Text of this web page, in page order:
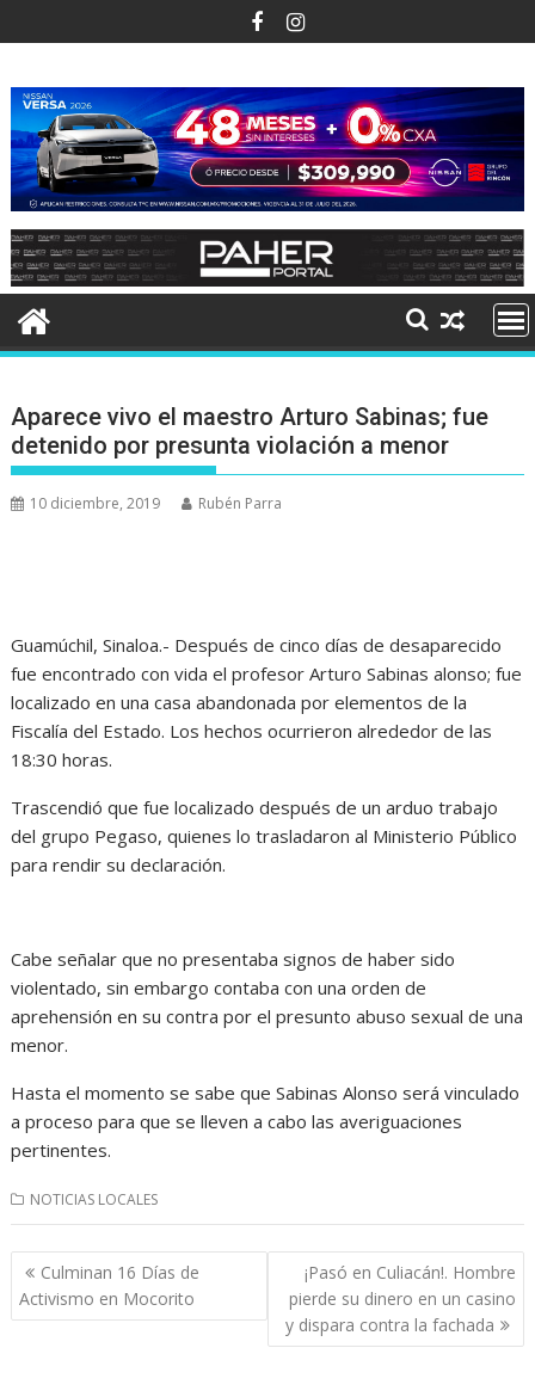
al
Aparece vivo el maestro Arturo Sabinas; fue
detenido por presunta violación a menor
10 diciembre, 2019 Rubén Parra
Guamúchil, Sinaloa.- Después de cinco días de desaparecido
fue encontrado con vida el profesor Arturo Sabinas alonso; fue
localizado en una casa abandonada por elementos de la
Fiscalía del Estado. Los hechos ocurrieron alrededor de las
18:30 horas.
Trascendió que fue localizado después de un arduo trabajo
del grupo Pegaso, quienes lo trasladaron al Ministerio Público
para rendir su declaración.
Cabe señalar que no presentaba signos de haber sido
violentado, sin embargo contaba con una orden de
aprehensión en su contra por el presunto abuso sexual de una
menor.
Hasta el momento se sabe que Sabinas Alonso será vinculado
a proceso para que se lleven a cabo las averiguaciones
pertinentes.
NOTICIAS LOCALES
Navegación
de
entradas
Culminan 16 Días de
Activismo en Mocorito
¡Pasó en Culiacán!. Hombre
pierde su dinero en un casino
y dispara contra la fachada